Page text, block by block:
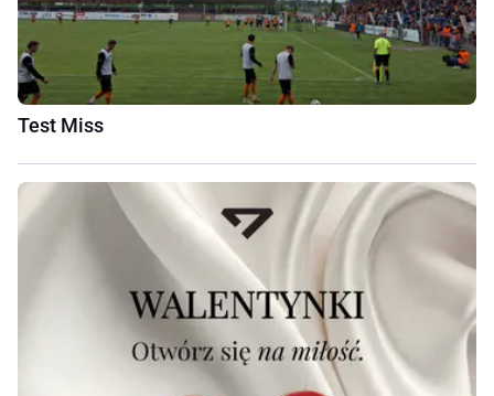
Test Miss